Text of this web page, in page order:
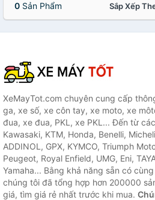
0 Sản Phẩm Sắp Xếp
XeMayTot.com chuyên cung cấp
ga, xe số, xe côn tay, xe moto, xe
đua, xe đua, PKL, xe PKL... Đến từ
Kawasaki, KTM, Honda, Benelli,
ADDINOL, GPX, KYMCO, Triumph
Peugeot, Royal Enfield, UMG, Eni,
Yamaha... Bằng khả năng sẵn có
chúng tôi đã tổng hợp hơn 200000
giá, tìm giá rẻ nhất trước khi mua.